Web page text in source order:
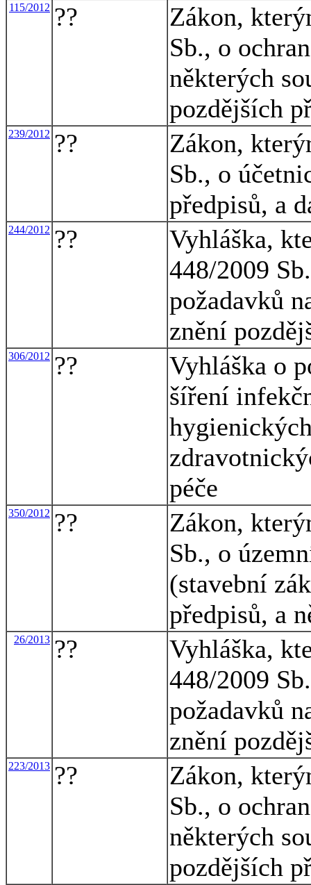
115/2012 ??
Zákon,
Sb., o
některých
pozdějších
239/2012 ??
Zákon,
Sb., o
předpisů, a
244/2012 ??
Vyhláška,
448/2009
požadavků
znění
306/2012 ??
Vyhláška o
šíření
péče
350/2012 ??
Zákon,
Sb., o
(stavební
předpisů, a
26/2013 ??
Vyhláška,
448/2009
požadavků
znění
223/2013 ??
Zákon,
Sb., o
některých
pozdějších